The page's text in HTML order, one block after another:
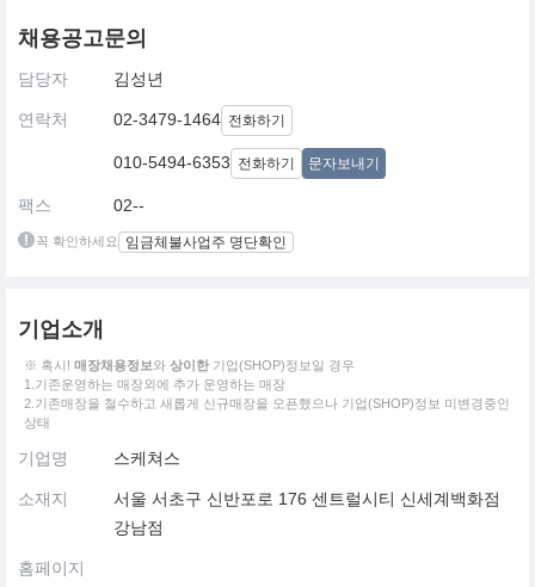
채용공고문의
담당자 김성년
연락처 02-3479-1464 전화하기
010-5494-6353 전화하기 문자보내기
팩스 02--
꼭 확인하세요 임금체불사업주 명단확인
기업소개
※ 혹시! 매장채용정보와 상이한 기업(SHOP)정보일 경우
1.기존운영하는 매장외에 추가 운영하는 매장
2.기존매장을 철수하고 새롭게 신규매장을 오픈했으나 기업(SHOP)정보 미변경중인
상태
기업명 스케쳐스
소재지
서울 서초구 신반포로 176 센트럴시티 신세계백화점
강남점
홈페이지